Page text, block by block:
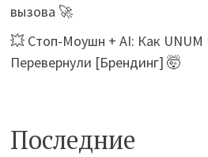
вызова 🚀
💥 Стоп-Моушн + AI: Как
Перевернули [Брендинг] 🤯
Последние